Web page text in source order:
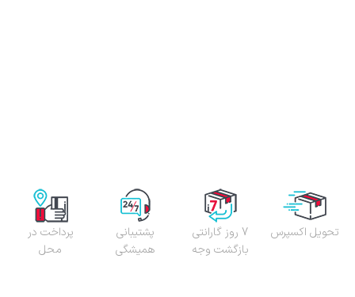
تحویل اکسپرس
7 روز گارانتی
بازگشت وجه
پشتیبانی
همیشگی
پرداخت در
محل